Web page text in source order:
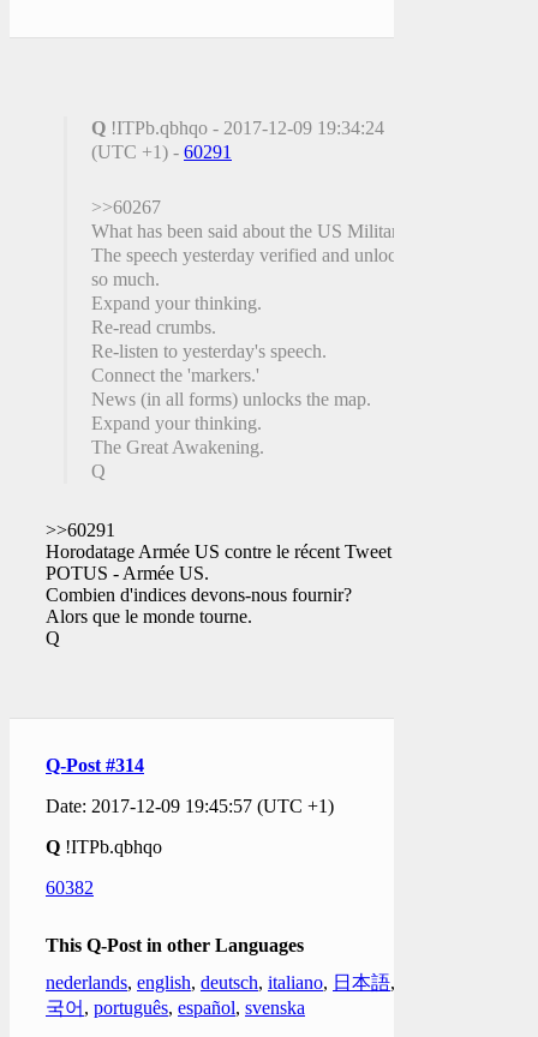
Q !ITPb.qbhqo - 2017-12-09 19:34:24
(UTC +1) - 60291
>>60267
What has been said about the US Military?
The speech yesterday verified and unlocked
so much.
Expand your thinking.
Re-read crumbs.
Re-listen to yesterday's speech.
Connect the 'markers.'
News (in all forms) unlocks the map.
Expand your thinking.
The Great Awakening.
Q
>>60291
Horodatage Armée US contre le récent Tweet de
POTUS - Armée US.
Combien d'indices devons-nous fournir?
Alors que le monde tourne.
Q
Q-Post #314
Date: 2017-12-09 19:45:57 (UTC +1)
Q !ITPb.qbhqo
60382
This Q-Post in other Languages
nederlands, english, deutsch, italiano, 日本語,
국어 , português, español, svenska